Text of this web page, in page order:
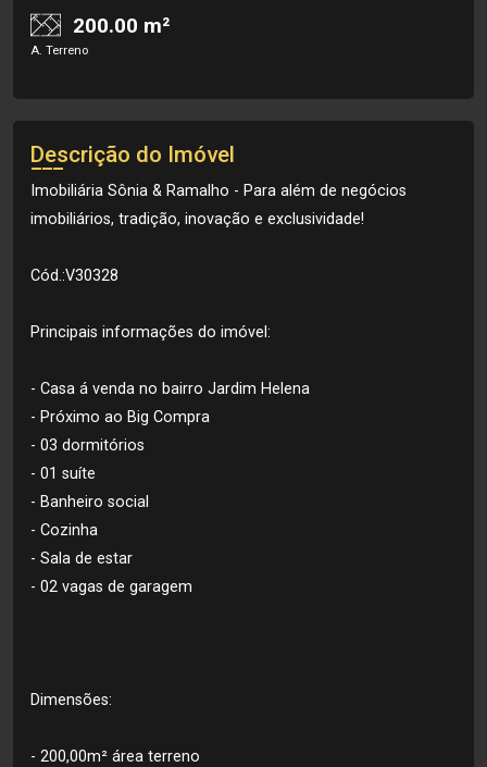
200.00 m²
A. Terreno
Descrição do Imóvel
Imobiliária Sônia & Ramalho - Para além de negócios
imobiliários, tradição, inovação e exclusividade!
Cód.:V30328
Principais informações do imóvel:
- Casa á venda no bairro Jardim Helena
- Próximo ao Big Compra
- 03 dormitórios
- 01 suíte
- Banheiro social
- Cozinha
- Sala de estar
- 02 vagas de garagem
Dimensões:
- 200,00m² área terreno